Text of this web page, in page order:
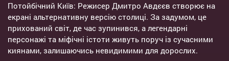
Потойбічний Київ: Режисер Дмитро Авдєєв створює на
екрані альтернативну версію столиці. За задумом, це
прихований світ, де час зупинився, а легендарні
персонажі та міфічні істоти живуть поруч із сучасними
киянами, залишаючись невидимими для дорослих.